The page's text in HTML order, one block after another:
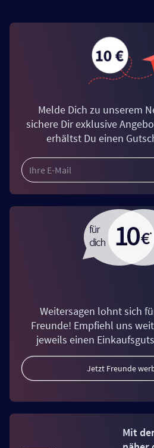
Melde Dich zu unserem
sichere Dir exklusive
erhältst Du einen
Weitersagen lohnt sich
Freunde! Empfiehl uns
jeweils einen
Jetzt Freunde
Mit